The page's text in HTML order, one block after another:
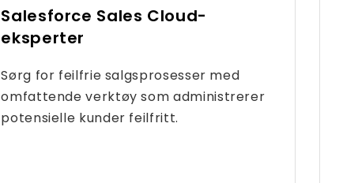
Salesforce Sales Cloud-
eksperter
Sørg for feilfrie salgsprosesser med
omfattende verktøy som administrerer
potensielle kunder feilfritt.